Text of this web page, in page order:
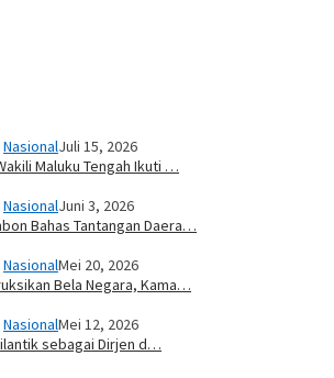
NasionalJuli 15, 2026
Maluku Tengah Ikuti …
NasionalJuni 3, 2026
Bahas Tantangan Daera…
NasionalMei 20, 2026
Bela Negara, Kama…
NasionalMei 12, 2026
sebagai Dirjen d…